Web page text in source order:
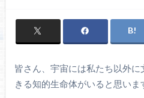
皆さん、宇宙には私たち以外
きる知的生命体がいると思いま